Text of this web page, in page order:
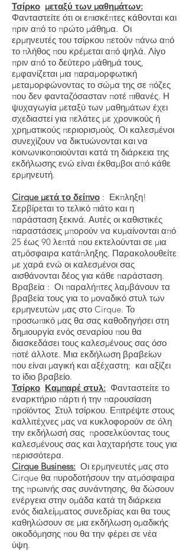
Τσίρκο μεταξύ των μαθημάτων:
Φανταστείτε ότι οι επισκέπτες κάθονται και
πριν από το πρώτο μάθημα. Οι
ερμηνευτές του τσίρκου πετούν πάνω από
το πλήθος που κρέμεται από ψηλά. Λίγο
πριν από το δεύτερο μάθημά τους,
εμφανίζεται μια παραμορφωτική
μεταμορφώνοντας το σώμα της σε πόζες
που δεν φανταζόσασταν ποτέ πιθανές. Η
ψυχαγωγία μεταξύ των μαθημάτων έχει
σχεδιαστεί για πελάτες με χρονικούς ή
χρηματικούς περιορισμούς. Οι καλεσμένοι
συνεχίζουν να δικτυώνονται και να
κοινωνικοποιούνται κατά τη διάρκεια της
εκδήλωσης ενώ είναι έκθαμβοι από κάθε
ερμηνευτή.
Cirque μετά το δείπνο : Εκπληξη!
Σερβίρεται το τελικό πιάτο και η
παράσταση ξεκινά. Αυτές οι καθιστικές
παραστάσεις μπορούν να κυμαίνονται από
25 έως 90 λεπτά που εκτελούνται σε μια
ατμόσφαιρα κατάπληξης. Παρακολουθείτε
με χαρά ενώ οι καλεσμένοι σας
αισθάνονται δέος για κάθε παράσταση.
Βραβεία : Οι παραλήπτες λαμβάνουν τα
βραβεία τους για το μοναδικό στυλ των
ερμηνευτών μας στο Cirque. Το
προσωπικό μας θα σας καθοδηγήσει στη
δημιουργία ενός σεναρίου που θα
διασκεδάσει τους καλεσμένους σας όσο
ποτέ άλλοτε. Μια εκδήλωση βραβείων
που είναι μαγική και αξέχαστη; και αξίζει
το ίδιο βραβείο.
Τσίρκο Καμπαρέ στυλ: Φανταστείτε το
εναρκτήριο πάρτι ή την παρουσίαση
προϊόντος Στυλ τσίρκου. Επιτρέψτε στους
καλλιτέχνες μας να κυκλοφορούν σε όλη
την εκδήλωσή σας προσελκύοντας τους
καλεσμένους σας και λαχταρήστε τους για
περισσότερα.
Cirque Business: Οι ερμηνευτές μας στο
Cirque θα πυροδοτήσουν την ατμόσφαιρα
της πρωινής σας συνάντησης, θα δώσουν
ενέργεια στην ομάδα κατά τη διάρκεια
ενός διαλείμματος συνεδρίας και θα τους
καθηλώσουν σε μια εκδήλωση ομαδικής
οικοδόμησης που θα την φέρει σε νέα
ύψη.